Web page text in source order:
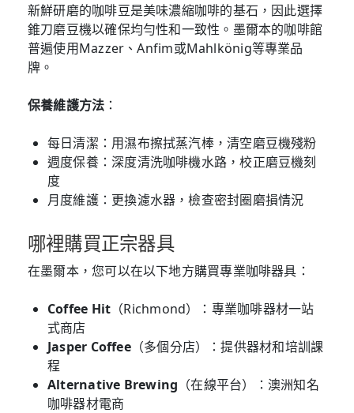
新鮮研磨的咖啡豆是美味濃縮咖啡的基石，因此選擇
錐刀磨豆機以確保均勻性和一致性。墨爾本的咖啡館
普遍使用Mazzer、Anfim或Mahlkönig等專業品
牌。
保養維護方法 ：
每日清潔：用濕布擦拭蒸汽棒，清空磨豆機殘粉
週度保養：深度清洗咖啡機水路，校正磨豆機刻
度
月度維護：更換濾水器，檢查密封圈磨損情況
哪裡購買正宗器具
在墨爾本，您可以在以下地方購買專業咖啡器具：
Coffee Hit （Richmond）：專業咖啡器材一站
式商店
Jasper Coffee（多個分店）：提供器材和培訓課
程
Alternative Brewing （在線平台）：澳洲知名
咖啡器材電商